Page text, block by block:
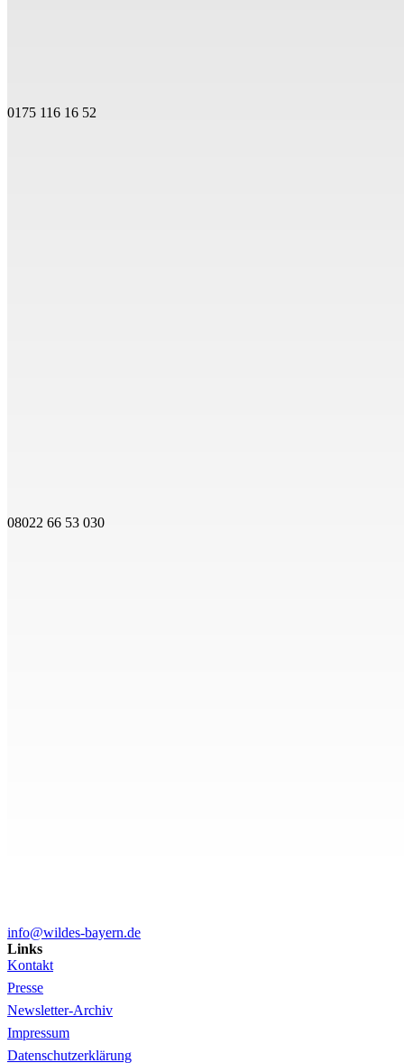
0175 116 16 52
08022 66 53 030
info@wildes-bayern.de
Links
Kontakt
Presse
Newsletter-Archiv
Impressum
Datenschutzerklärung